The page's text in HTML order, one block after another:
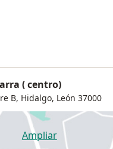
( centro)
B, Hidalgo, León 37000
Ampliarse abre en una